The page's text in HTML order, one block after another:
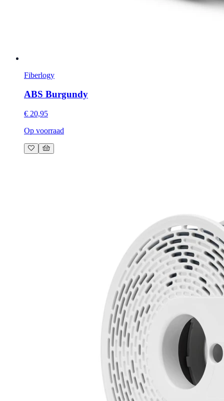
Fiberlogy
ABS Burgundy
€ 20,95
Op voorraad